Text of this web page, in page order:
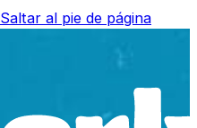
Saltar al pie de página